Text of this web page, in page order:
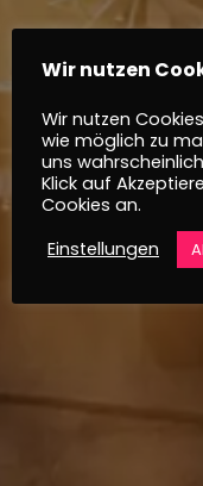
Wir nutzen
Wir nutzen
wie möglich zu
uns
Klick auf
Cookies an.
Einstellungen